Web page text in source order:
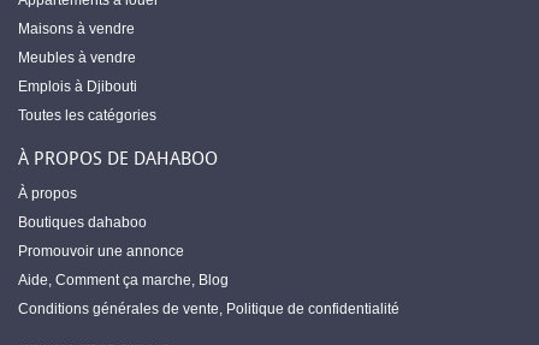
Maisons à vendre
Meubles à vendre
Emplois à Djibouti
Toutes les catégories
À PROPOS DE DAHABOO
À propos
Boutiques dahaboo
Promouvoir une annonce
Aide, Comment ça marche, Blog
Conditions générales de vente, Politique de confidentialité